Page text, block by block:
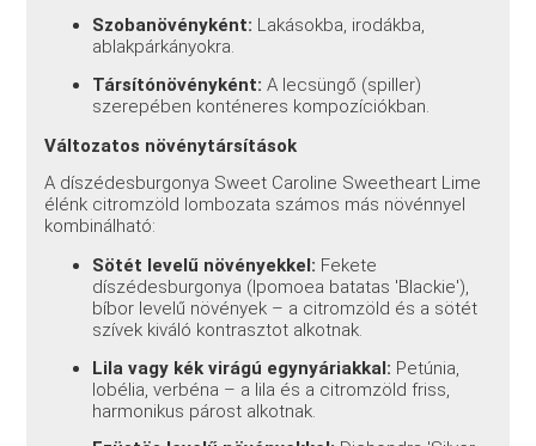
Szobanövényként: Lakásokba, irodákba,
ablakpárkányokra.
Társítónövényként: A lecsüngő (spiller)
szerepében konténeres kompozíciókban.
Változatos növénytársítások
A díszédesburgonya Sweet Caroline Sweetheart Lime
élénk citromzöld lombozata számos más növénnyel
kombinálható:
Sötét levelű növényekkel: Fekete
díszédesburgonya (Ipomoea batatas 'Blackie'),
bíbor levelű növények – a citromzöld és a sötét
szívek kiváló kontrasztot alkotnak.
Lila vagy kék virágú egynyáriakkal: Petúnia,
lobélia, verbéna – a lila és a citromzöld friss,
harmonikus párost alkotnak.